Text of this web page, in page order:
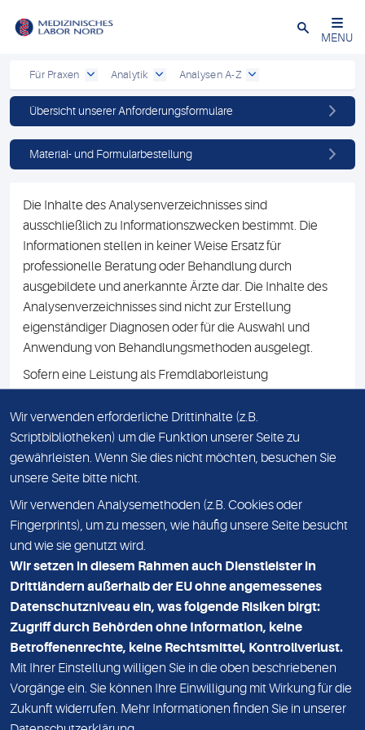
Schließen
MENU
Für Praxen Analytik Analysen A-Z
Übersicht unserer Anforderungsformulare
Material- und Formularbestellung
Die Inhalte des Analysenverzeichnisses sind
ausschließlich zu Informationszwecken bestimmt. Die
Informationen stellen in keiner Weise Ersatz für
professionelle Beratung oder Behandlung durch
ausgebildete und anerkannte Ärzte dar. Die Inhalte des
Analysenverzeichnisses sind nicht zur Erstellung
eigenständiger Diagnosen oder für die Auswahl und
Anwendung von Behandlungsmethoden ausgelegt.
Sofern eine Leistung als Fremdlaborleistung
Namen des Fremdlabors mit. Mit der Beauftragung der
Fremdlaborleistung erklären Sie sich mit dieser
Vereinbarung einverstanden.
DATENSCHUTZ
KONTAKT
NEWSLETTER
ADRESSE
MVZ Medizinisches Labor Nord MLN GmbH
Essener Straße 108
22419 Hamburg
Wir verwenden erforderliche Drittinhalte (z.B.
Scriptbibliotheken) um die Funktion unserer Seite zu
gewährleisten. Wenn Sie dies nicht möchten, besuchen Sie
unsere Seite bitte nicht.
Wir verwenden Analysemethoden (z.B. Cookies oder
Fingerprints), um zu messen, wie häufig unsere Seite besucht
und wie sie genutzt wird.
Wir setzen in diesem Rahmen auch Dienstleister in
Drittländern außerhalb der EU ohne angemessenes
Datenschutzniveau ein, was folgende Risiken birgt:
Zugriff durch Behörden ohne Information, keine
Betroffenenrechte, keine Rechtsmittel, Kontrollverlust.
Mit Ihrer Einstellung willigen Sie in die oben beschriebenen
Vorgänge ein. Sie können Ihre Einwilligung mit Wirkung für die
Zukunft widerrufen. Mehr Informationen finden Sie in unserer